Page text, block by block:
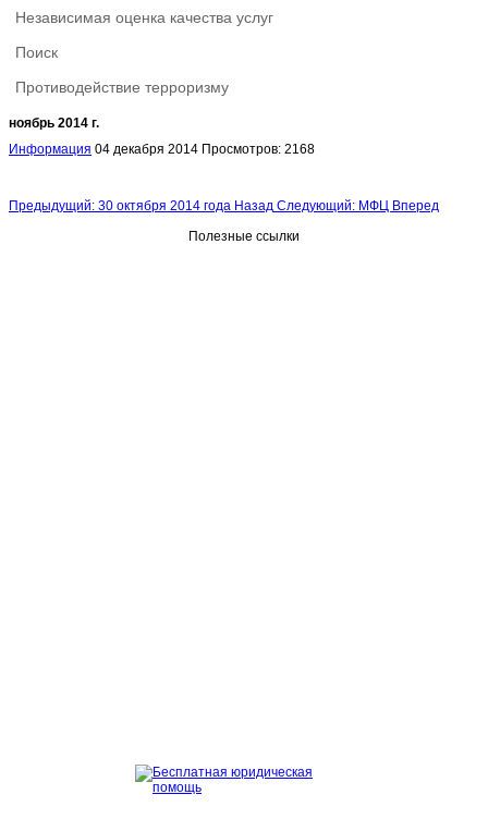
Независимая оценка качества услуг
Поиск
Противодействие терроризму
ноябрь 2014 г.
Информация 04 декабря 2014 Просмотров: 2168
Предыдущий: 30 октября 2014 года Назад Следующий: МФЦ Вперед
Полезные ссылки